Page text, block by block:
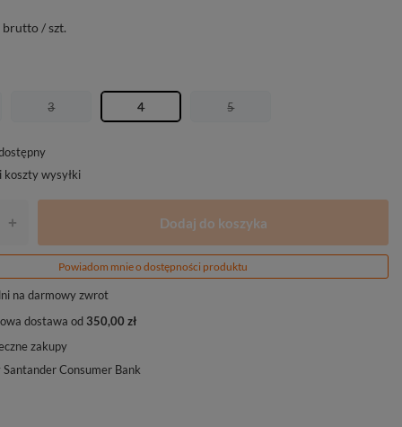
brutto /szt.
3 4 5
koszty wysyłki
+ Dodaj do koszyka
Powiadom mnie o dostępności produktu
na darmowy zwrot
dostawa od 350,00 zł
zakupy
Santander Consumer Bank